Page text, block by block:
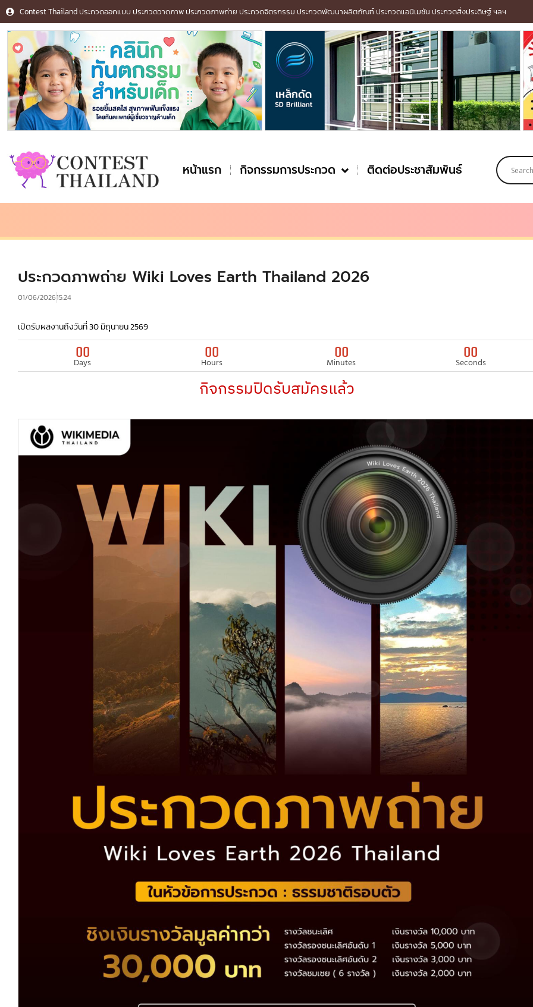
Contest Thailand ประกวดออกแบบ ประกวดวาดภาพ ประกวดภาพถ่าย ประกวดจิตรกรรม ประกวดพัฒนาผลิตภัณฑ์ ประกวดแอนิเมชัน ประกวดสิ่งประดิษฐ์ ฯลฯ
หน้าแรก กิจกรรมการประกวด ติดต่อประชาสัมพันธ์
ประกวดภาพถ่าย Wiki Loves Earth Thailand 2026
01/06/202615:24
เปิดรับผลงานถึงวันที่ 30 มิถุนายน 2569
00
Days
00
Hours
00
Minutes
00
Seconds
กิจกรรมปิดรับสมัครแล้ว